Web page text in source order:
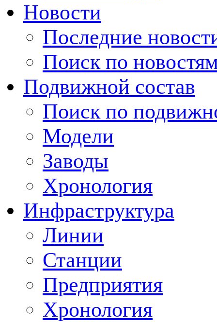
Новости
Последние
Поиск по
Подвижной состав
Поиск по
Модели
Заводы
Хронология
Инфраструктура
Линии
Станции
Предприятия
Хронология